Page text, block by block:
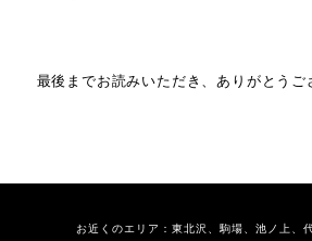
最後までお読みいただき、ありがとうご
お近くのエリア：東北沢、駒場、池ノ上、